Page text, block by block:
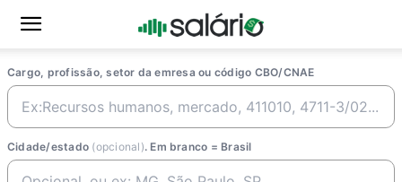
Cargo, profissão, setor da emresa ou código CBO/CNAE
Cidade/estado (opcional). Em branco = Brasil